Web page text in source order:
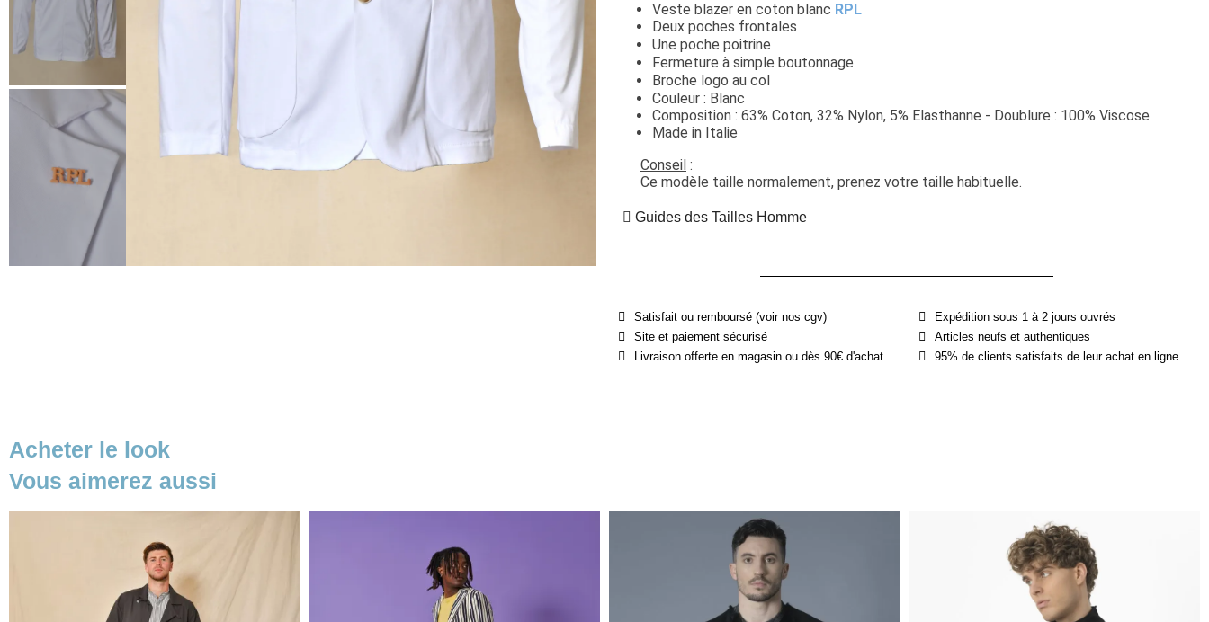
Veste blazer en coton blanc RPL
Deux poches frontales
Une poche poitrine
Fermeture à simple boutonnage
Broche logo au col
Couleur : Blanc
Composition : 63% Coton, 32% Nylon, 5% Elasthanne - Doublure : 100% Viscose
Made in Italie
Conseil :
Ce modèle taille normalement, prenez votre taille habituelle.
Guides des Tailles Homme
Satisfait ou remboursé (voir nos cgv)
Site et paiement sécurisé
Livraison offerte en magasin ou dès 90€ d'achat
Expédition sous 1 à 2 jours ouvrés
Articles neufs et authentiques
95% de clients satisfaits de leur achat en ligne
Acheter le look
Vous aimerez aussi